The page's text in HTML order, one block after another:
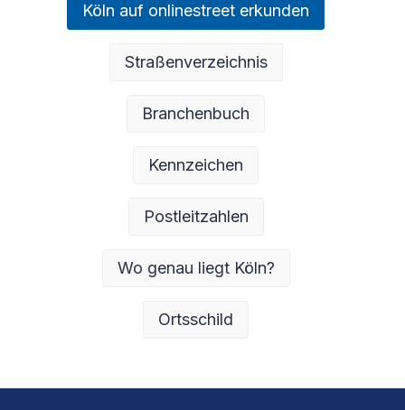
Köln auf onlinestreet erkunden
Straßenverzeichnis
Branchenbuch
Kennzeichen
Postleitzahlen
Wo genau liegt Köln?
Ortsschild